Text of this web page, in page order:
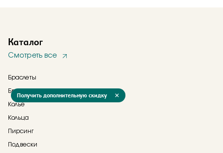
Каталог
Смотреть все
Браслеты
Брошь
Колье
Кольца
Пирсинг
Подвески
Получить дополнительную скидку